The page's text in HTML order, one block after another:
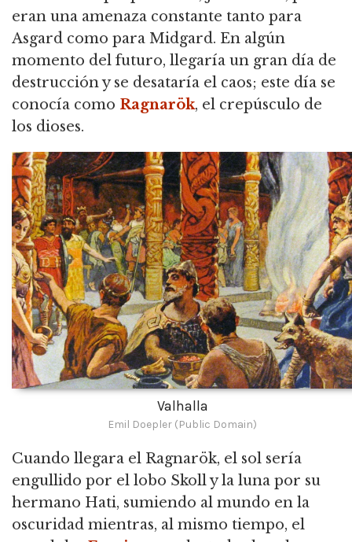
eran una amenaza constante tanto para
Asgard como para Midgard. En algún
momento del futuro, llegaría un gran día de
destrucción y se desataría el caos; este día se
conocía como Ragnarök, el crepúsculo de
los dioses.
Valhalla
Emil Doepler (Public Domain)
Cuando llegara el Ragnarök, el sol sería
engullido por el lobo Skoll y la luna por su
hermano Hati, sumiendo al mundo en la
oscuridad mientras, al mismo tiempo, el